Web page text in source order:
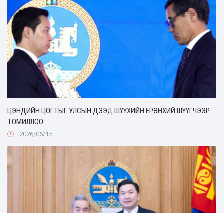
ЦЭНДИЙН ЦОГТЫГ УЛСЫН ДЭЭД ШҮҮХИЙН ЕРӨНХИЙ ШҮҮГЧЭЭР
ТОМИЛЛОО
2026/06/15